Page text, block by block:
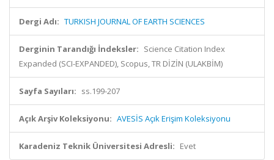
Dergi Adı: TURKISH JOURNAL OF EARTH SCIENCES
Derginin Tarandığı İndeksler: Science Citation Index
Expanded (SCI-EXPANDED), Scopus, TR DİZİN (ULAKBİM)
Sayfa Sayıları: ss.199-207
Açık Arşiv Koleksiyonu: AVESİS Açık Erişim Koleksiyonu
Karadeniz Teknik Üniversitesi Adresli: Evet